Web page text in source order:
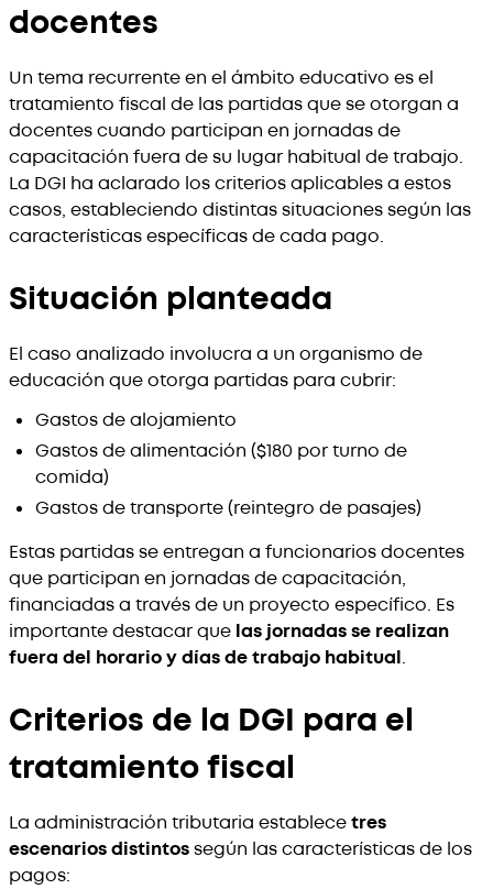
docentes
Un tema recurrente en el ámbito educativo es el
tratamiento fiscal de las partidas que se otorgan a
docentes cuando participan en jornadas de
capacitación fuera de su lugar habitual de trabajo.
La DGI ha aclarado los criterios aplicables a estos
casos, estableciendo distintas situaciones según las
características específicas de cada pago.
Situación planteada
El caso analizado involucra a un organismo de
educación que otorga partidas para cubrir:
Gastos de alojamiento
Gastos de alimentación ($180 por turno de
comida)
Gastos de transporte (reintegro de pasajes)
Estas partidas se entregan a funcionarios docentes
que participan en jornadas de capacitación,
financiadas a través de un proyecto específico. Es
importante destacar que las jornadas se realizan
fuera del horario y días de trabajo habitual.
Criterios de la DGI para el
tratamiento fiscal
La administración tributaria establecetres
escenarios distintossegún las características de los
pagos: